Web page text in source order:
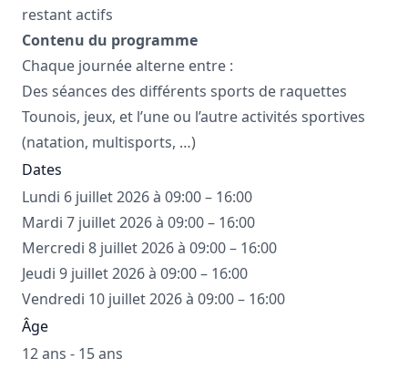
restant actifs
Contenu du programme
Chaque journée alterne entre :
Des séances des différents sports de raquettes
Tounois, jeux, et l’une ou l’autre activités sportives
(natation, multisports, …)
Dates
Lundi 6 juillet 2026 à 09:00 – 16:00
Mardi 7 juillet 2026 à 09:00 – 16:00
Mercredi 8 juillet 2026 à 09:00 – 16:00
Jeudi 9 juillet 2026 à 09:00 – 16:00
Vendredi 10 juillet 2026 à 09:00 – 16:00
Âge
12 ans - 15 ans